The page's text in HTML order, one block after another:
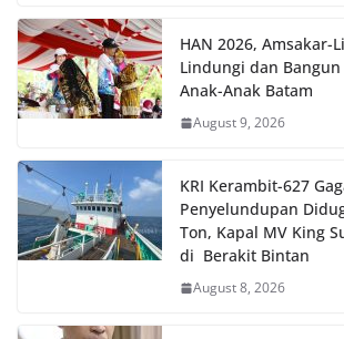
HAN 2026, Amsakar-
Lindungi dan Bangun
Anak-Anak Batam
August 9, 2026
KRI Kerambit-627
Penyelundupan
Ton, Kapal MV King
di Berakit Bintan
August 8, 2026